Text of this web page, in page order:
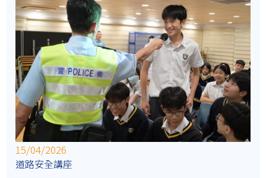
15/04/2026
道路安全講座